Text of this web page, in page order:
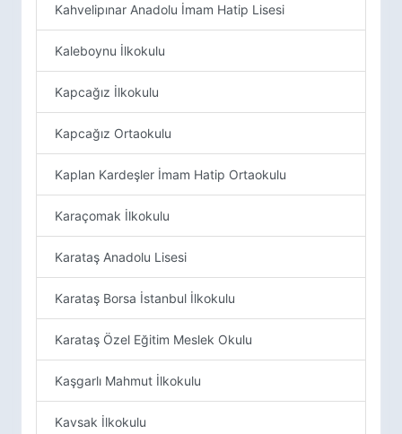
Kahvelipınar Anadolu İmam Hatip Lisesi
Kaleboynu İlkokulu
Kapcağız İlkokulu
Kapcağız Ortaokulu
Kaplan Kardeşler İmam Hatip Ortaokulu
Karaçomak İlkokulu
Karataş Anadolu Lisesi
Karataş Borsa İstanbul İlkokulu
Karataş Özel Eğitim Meslek Okulu
Kaşgarlı Mahmut İlkokulu
Kavsak İlkokulu